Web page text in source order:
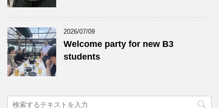
2026/07/09
Welcome party for new B3
students